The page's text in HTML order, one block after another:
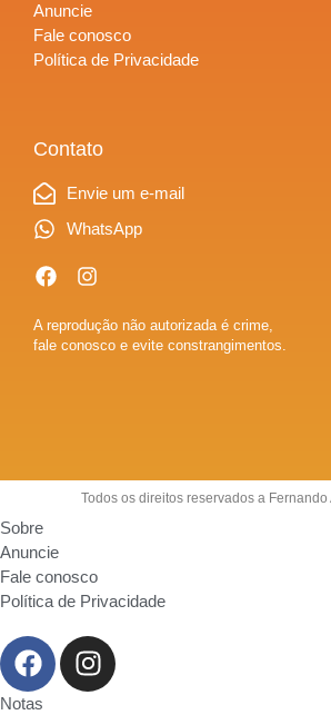
Anuncie
Fale conosco
Política de Privacidade
Contato
Envie um e-mail
WhatsApp
A reprodução não autorizada é crime,
fale conosco e evite constrangimentos.
Todos os direitos reservados a Fernando
Sobre
Anuncie
Fale conosco
Política de Privacidade
Notas